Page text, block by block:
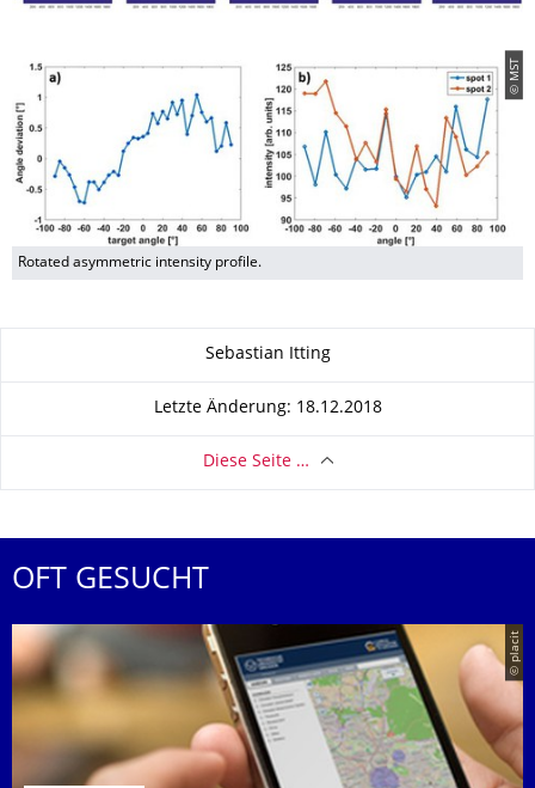
© MST
Rotated asymmetric intensity profile.
Sebastian Itting
Letzte Änderung: 18.12.2018
Diese Seite …
OFT GESUCHT
© placit